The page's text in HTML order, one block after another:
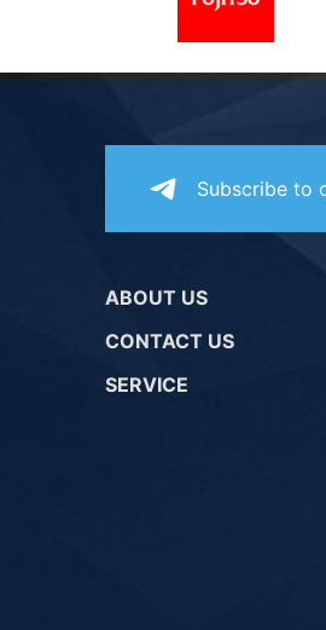
Subscribe to
ABOUT US
CONTACT US
SERVICE